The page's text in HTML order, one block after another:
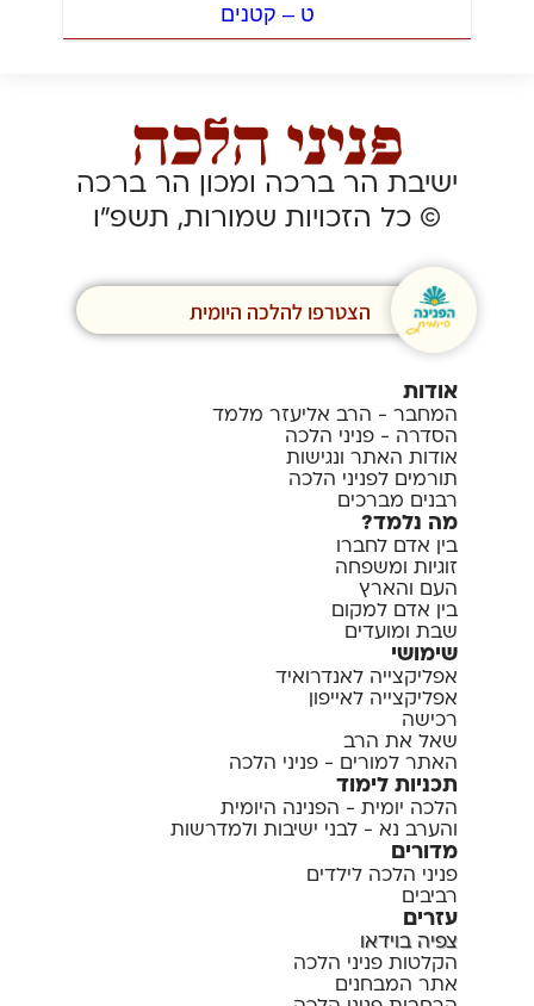
ט – קטנים
ישיבת הר ברכה ומכון הר ברכה
© כל הזכויות שמורות, תשפ”ו
הצטרפו להלכה היומית
אודות
המחבר - הרב אליעזר מלמד
הסדרה - פניני הלכה
אודות האתר ונגישות
תורמים לפניני הלכה
רבנים מברכים
מה נלמד?
בין אדם לחברו
זוגיות ומשפחה
העם והארץ
בין אדם למקום
שבת ומועדים
שימושי
אפליקצייה לאנדרואיד
אפליקצייה לאייפון
רכישה
שאל את הרב
האתר למורים - פניני הלכה
תכניות לימוד
הלכה יומית - הפנינה היומית
והערב נא - לבני ישיבות ולמדרשות
מדורים
פניני הלכה לילדים
רביבים
עזרים
צפיה בוידאו
הקלטות פניני הלכה
אתר המבחנים